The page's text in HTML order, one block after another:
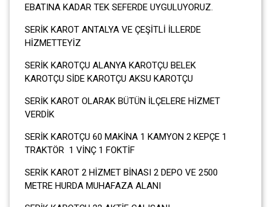
EBATINA KADAR TEK SEFERDE UYGULUYORUZ.
SERİK KAROT ANTALYA VE ÇEŞİTLİ İLLERDE
HİZMETTEYİZ
SERİK KAROTÇU ALANYA KAROTÇU BELEK
KAROTÇU SİDE KAROTÇU AKSU KAROTÇU
SERİK KAROT OLARAK BÜTÜN İLÇELERE HİZMET
VERDİK
SERİK KAROTÇU 60 MAKİNA 1 KAMYON 2 KEPÇE 1
TRAKTÖR 1 VİNÇ 1 FOKTİF
SERİK KAROT 2 HİZMET BİNASI 2 DEPO VE 2500
METRE HURDA MUHAFAZA ALANI